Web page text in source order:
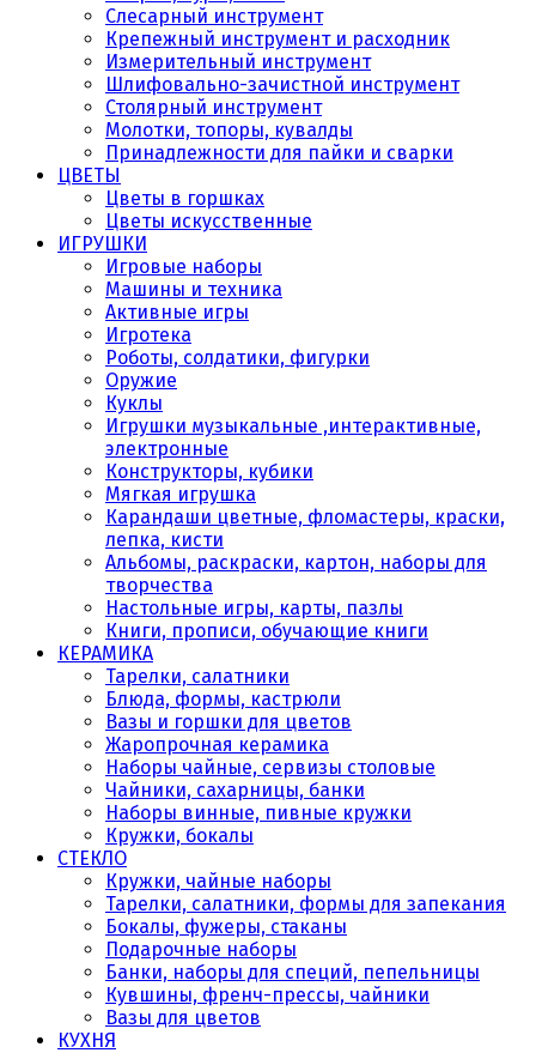
Слесарный инструмент
Крепежный инструмент и расходник
Измерительный инструмент
Шлифовально-зачистной инструмент
Столярный инструмент
Молотки, топоры, кувалды
Принадлежности для пайки и сварки
ЦВЕТЫ
Цветы в горшках
Цветы искусственные
ИГРУШКИ
Игровые наборы
Машины и техника
Активные игры
Игротека
Роботы, солдатики, фигурки
Оружие
Куклы
Игрушки музыкальные ,интерактивные,
электронные
Конструкторы, кубики
Мягкая игрушка
Карандаши цветные, фломастеры, краски,
лепка, кисти
Альбомы, раскраски, картон, наборы для
творчества
Настольные игры, карты, пазлы
Книги, прописи, обучающие книги
КЕРАМИКА
Тарелки, салатники
Блюда, формы, кастрюли
Вазы и горшки для цветов
Жаропрочная керамика
Наборы чайные, сервизы столовые
Чайники, сахарницы, банки
Наборы винные, пивные кружки
Кружки, бокалы
СТЕКЛО
Кружки, чайные наборы
Тарелки, салатники, формы для запекания
Бокалы, фужеры, стаканы
Подарочные наборы
Банки, наборы для специй, пепельницы
Кувшины, френч-прессы, чайники
Вазы для цветов
КУХНЯ